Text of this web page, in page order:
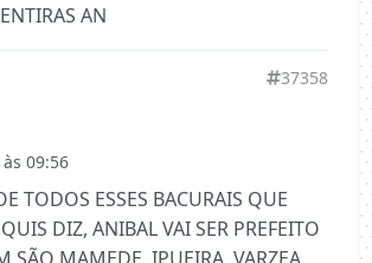
AN
37358
09:56
TODOS ESSES BACURAIS QUE
DIZ, ANIBAL VAI SER PREFEITO
SÃO MAMEDE, IPUEIRA, VARZEA,